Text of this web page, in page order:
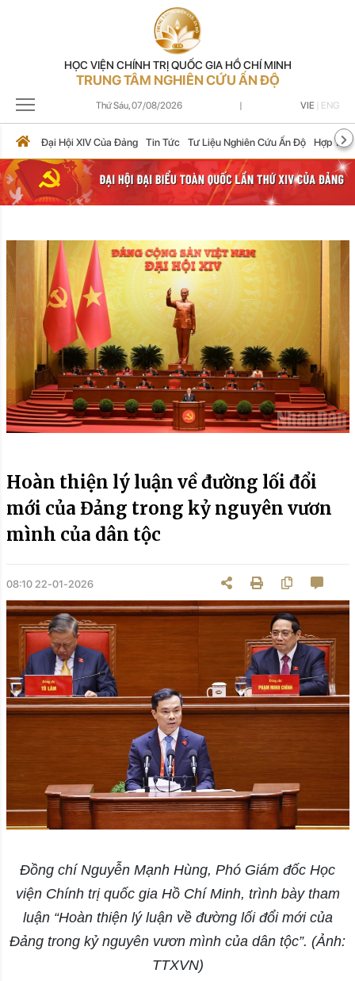
HỌC VIỆN CHÍNH TRỊ QUỐC GIA HỒ CHÍ MINH
TRUNG TÂM NGHIÊN CỨU ẤN ĐỘ
Thứ Sáu,07/08/2026 | VIE ENG
Đại Hội XIV Của Đảng Tin Tức Tư Liệu Nghiên Cứu Ấn Độ Hợp Tác
Hoàn thiện lý luận về đường lối đổi
mới của Đảng trong kỷ nguyên vươn
mình của dân tộc
08:10 22-01-2026
Đồng chí Nguyễn Mạnh Hùng, Phó Giám đốc Học
viện Chính trị quốc gia Hồ Chí Minh, trình bày tham
luận “Hoàn thiện lý luận về đường lối đổi mới của
Đảng trong kỷ nguyên vươn mình của dân tộc”. (Ảnh:
TTXVN)